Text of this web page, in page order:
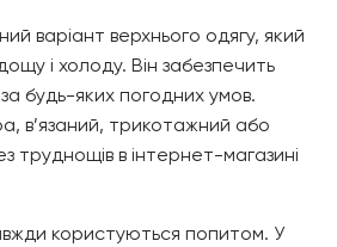
варіант верхнього одягу, який
і холоду. Він забезпечить
будь-яких погодних умов.
в’язаний, трикотажний або
труднощів в інтернет-магазині
користуються попитом. У